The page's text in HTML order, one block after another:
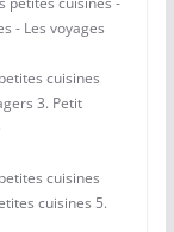
- Les voyages
cuisines
3. Petit
cuisines
cuisines 5.